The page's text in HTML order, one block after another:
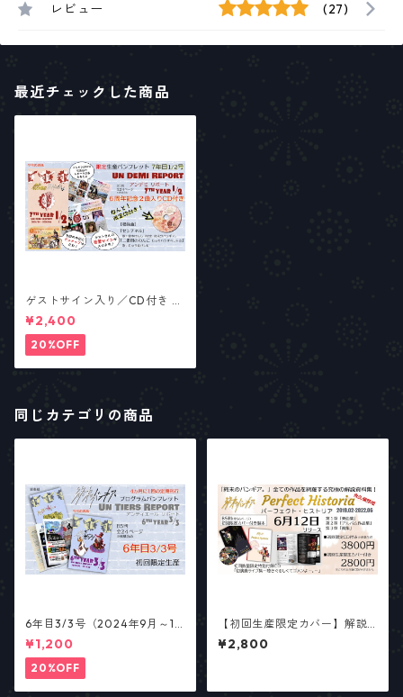
レビュー (27)
最近チェックした商品
ゲストサイン入り／CD付き 6
周年記念限定パンフレット
（総合パンフ7年目1/2号）
¥2,400
20%OFF
同じカテゴリの商品
6年目3/3号（2024年9月～12
月号） 総合パンフレット「ア
ンティエール・リポート」
【少数部数生産】
¥1,200
20%OFF
【初回生産限定カバー】解説
資料集「パーフェクト・ヒス
トリア」
¥2,800